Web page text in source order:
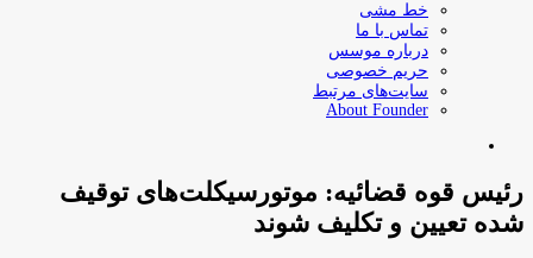
خط مشی
تماس با ما
درباره موسس
حریم خصوصی
سایت‌های مرتبط
About Founder
رئیس قوه قضائیه: موتورسیکلت‌های توقیف
شده تعیین و تکلیف شوند